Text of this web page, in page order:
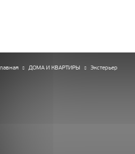
ДОМА И КВАРТИРЫ Экстерьер